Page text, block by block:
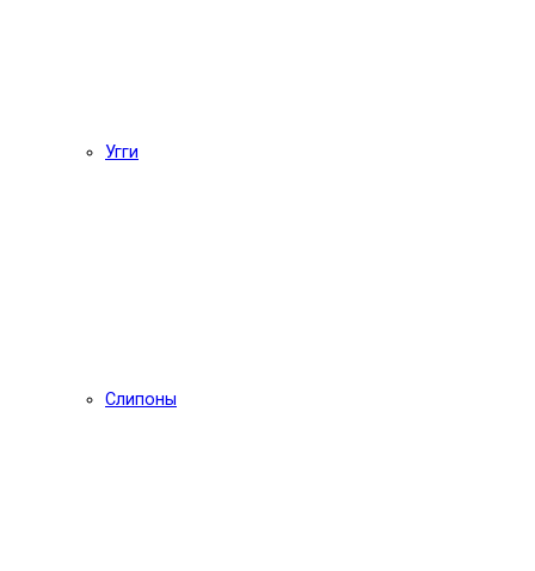
Угги
Слипоны